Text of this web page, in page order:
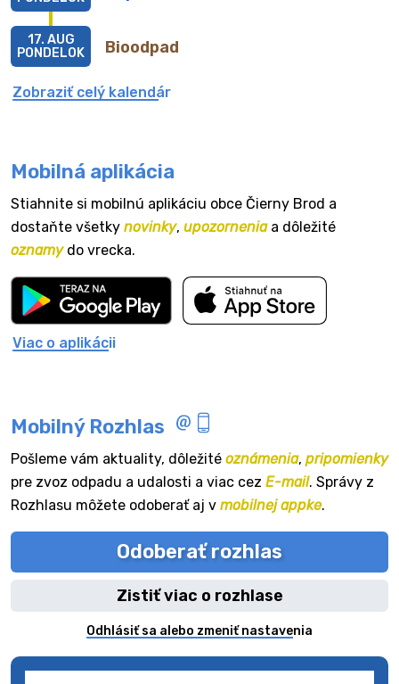
Bioodpad
17. AUG
PONDELOK
Zobraziť celý kalendár
Mobilná aplikácia
Stiahnite si mobilnú aplikáciu obce Čierny Brod a
dostaňte všetky novinky, upozorneniaa dôležité
oznamydo vrecka.
Viac o aplikácii
Mobilný Rozhlas
Pošleme vám aktuality, dôležité oznámenia, pripomienky
pre zvoz odpadu a udalosti a viac cez E-mail. Správy z
Rozhlasu môžete odoberať aj v mobilnej appke.
Odoberať rozhlas
Zistiť viac o rozhlase
Odhlásiť sa alebo zmeniť nastavenia